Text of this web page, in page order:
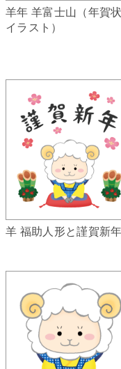
羊年 羊富士山（年賀状
イラスト）
羊 福助人形と謹賀新年